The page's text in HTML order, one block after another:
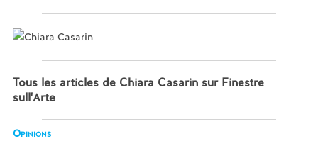
Tous les articles de Chiara Casarin sur Finestre
sull'Arte
Opinions